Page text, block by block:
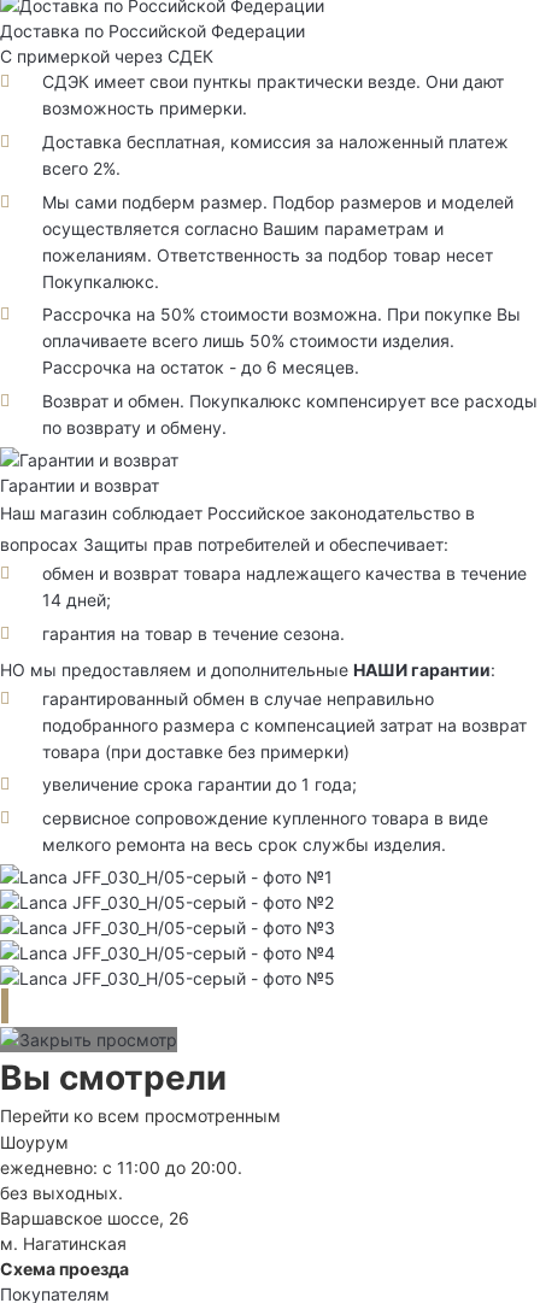
Доставка по Российской Федерации
С примеркой через СДЕК
СДЭК имеет свои пунткы практически везде. Они дают
возможность примерки.
Доставка бесплатная, комиссия за наложенный платеж
всего 2%.
Мы сами подберм размер. Подбор размеров и моделей
осуществляется согласно Вашим параметрам и
пожеланиям. Ответственность за подбор товар несет
Покупкалюкс.
Рассрочка на 50% стоимости возможна. При покупке Вы
оплачиваете всего лишь 50% стоимости изделия.
Рассрочка на остаток - до 6 месяцев.
Возврат и обмен. Покупкалюкс компенсирует все расходы
по возврату и обмену.
Гарантии и возврат
Наш магазин соблюдает Российское законодательство в
вопросах Защиты прав потребителей и обеспечивает:
обмен и возврат товара надлежащего качества в течение
14 дней;
гарантия на товар в течение сезона.
НО мы предоставляем и дополнительные НАШИ гарантии:
гарантированный обмен в случае неправильно
подобранного размера с компенсацией затрат на возврат
товара (при доставке без примерки)
увеличение срока гарантии до 1 года;
сервисное сопровождение купленного товара в виде
мелкого ремонта на весь срок службы изделия.
Вы смотрели
Перейти ко всем просмотренным
Шоурум
ежедневно: с 11:00 до 20:00.
без выходных.
Варшавское шоссе, 26
м. Нагатинская
Схема проезда
Покупателям